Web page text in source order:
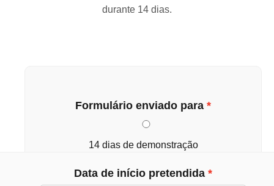
durante 14 dias.
Formulário enviado para
14 dias de demonstração
Data de início pretendida